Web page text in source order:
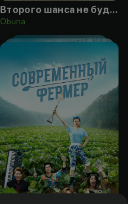
Второго шанса не будет
Obuna
18+